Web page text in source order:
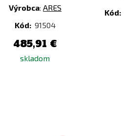
Výrobca: ARES
Kód: 91504
485,91 €
skladom
Kód: